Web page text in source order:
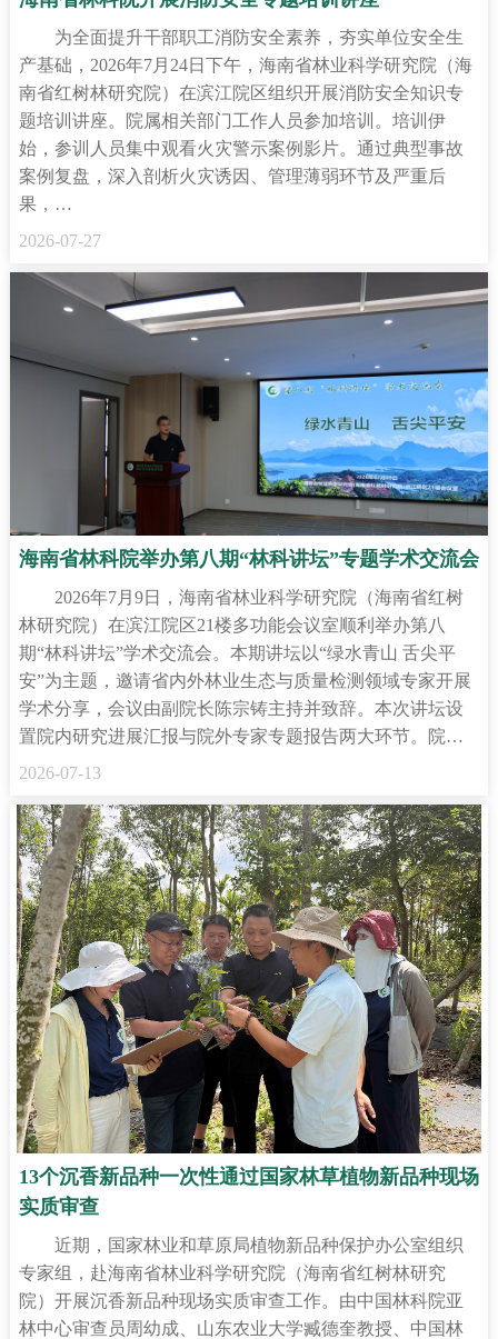
为全面提升干部职工消防安全素养，夯实单位安全生
产基础，2026年7月24日下午，海南省林业科学研究院（海
南省红树林研究院）在滨江院区组织开展消防安全知识专
题培训讲座。院属相关部门工作人员参加培训。培训伊
始，参训人员集中观看火灾警示案例影片。通过典型事故
案例复盘，深入剖析火灾诱因、管理薄弱环节及严重后
果，…
2026-07-27
海南省林科院举办第八期“林科讲坛”专题学术交流会
2026年7月9日，海南省林业科学研究院（海南省红树
林研究院）在滨江院区21楼多功能会议室顺利举办第八
期“林科讲坛”学术交流会。本期讲坛以“绿水青山 舌尖平
安”为主题，邀请省内外林业生态与质量检测领域专家开展
学术分享，会议由副院长陈宗铸主持并致辞。本次讲坛设
置院内研究进展汇报与院外专家专题报告两大环节。院…
2026-07-13
13个沉香新品种一次性通过国家林草植物新品种现场
实质审查
近期，国家林业和草原局植物新品种保护办公室组织
专家组，赴海南省林业科学研究院（海南省红树林研究
院）开展沉香新品种现场实质审查工作。由中国林科院亚
林中心审查员周幼成、山东农业大学臧德奎教授、中国林